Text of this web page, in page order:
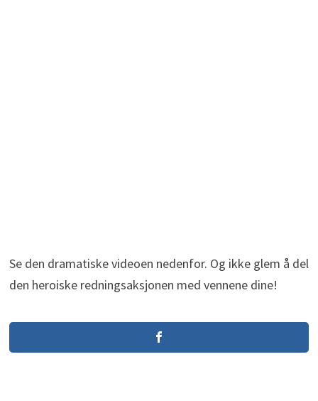
Se den dramatiske videoen nedenfor. Og ikke glem å del
den heroiske redningsaksjonen med vennene dine!